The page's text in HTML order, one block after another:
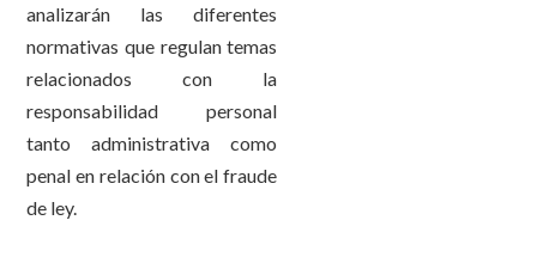
analizarán las diferentes
normativas que regulan temas
relacionados con la
responsabilidad personal
tanto administrativa como
penal en relación con el fraude
de ley.